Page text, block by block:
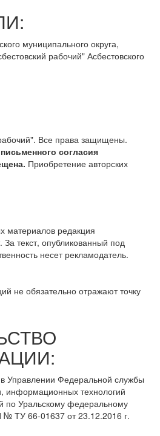
муниципального округа,
рабочий" Асбестовского
Все права защищены.
согласия
Приобретение авторских
материалов редакция
За текст, опубликованный под
несет рекламодатель.
не обязательно отражают точку
в Управлении Федеральной службы
информационных технологий
по Уральскому федеральному
№ ТУ 66-01637 от 23.12.2016 г.